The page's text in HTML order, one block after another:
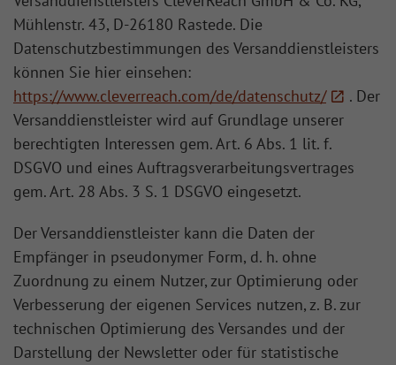
Mühlenstr. 43, D-26180 Rastede. Die
Datenschutzbestimmungen des Versanddienstleisters
können Sie hier einsehen:
https://www.cleverreach.com/de/datenschutz/
. Der
Versanddienstleister wird auf Grundlage unserer
berechtigten Interessen gem. Art. 6 Abs. 1 lit. f.
DSGVO und eines Auftragsverarbeitungsvertrages
gem. Art. 28 Abs. 3 S. 1 DSGVO eingesetzt.
Der Versanddienstleister kann die Daten der
Empfänger in pseudonymer Form, d. h. ohne
Zuordnung zu einem Nutzer, zur Optimierung oder
Verbesserung der eigenen Services nutzen, z. B. zur
technischen Optimierung des Versandes und der
Darstellung der Newsletter oder für statistische